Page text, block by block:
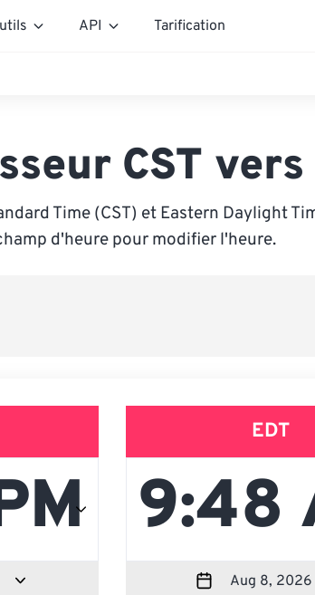
API Tarification
CST vers
Time (CST) et Eastern Daylight
d'heure pour modifier l'heure.
EDT